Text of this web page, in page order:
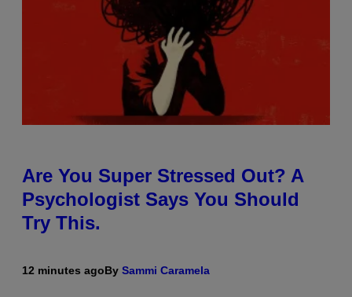
Are You Super Stressed Out? A
Psychologist Says You Should
Try This.
12 minutes agoBy Sammi Caramela